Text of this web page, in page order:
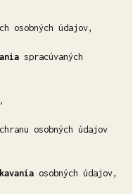
osobných údajov,
spracúvaných
,
osobných údajov
osobných údajov,